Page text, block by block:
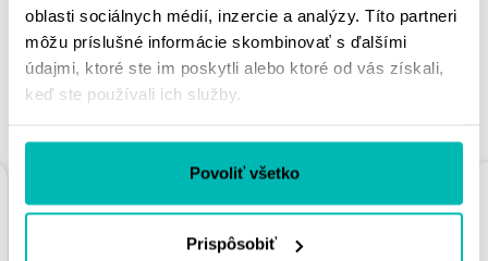
oblasti sociálnych médií, inzercie a analýzy. Títo partneri
môžu príslušné informácie skombinovať s ďalšími
údajmi, ktoré ste im poskytli alebo ktoré od vás získali,
keď ste používali ich služby.
Povoliť všetko
Prispôsobiť